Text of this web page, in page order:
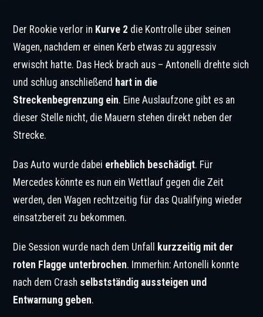
Der Rookie verlor in Kurve 2 die Kontrolle über seinen
Wagen, nachdem er einen Kerb etwas zu aggressiv
erwischt hatte. Das Heck brach aus – Antonelli drehte sich
und schlug anschließend hart in die
Streckenbegrenzung ein. Eine Auslaufzone gibt es an
dieser Stelle nicht, die Mauern stehen direkt neben der
Strecke.
Das Auto wurde dabei erheblich beschädigt. Für
Mercedes könnte es nun ein Wettlauf gegen die Zeit
werden, den Wagen rechtzeitig für das Qualifying wieder
einsatzbereit zu bekommen.
Die Session wurde nach dem Unfall
kurzzeitig mit der
roten Flagge unterbrochen. Immerhin: Antonelli konnte
nach dem Crash selbstständig aussteigen und
Entwarnung geben.